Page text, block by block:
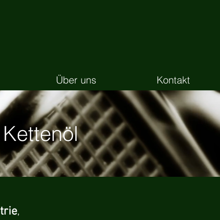
Über uns Kontakt
,